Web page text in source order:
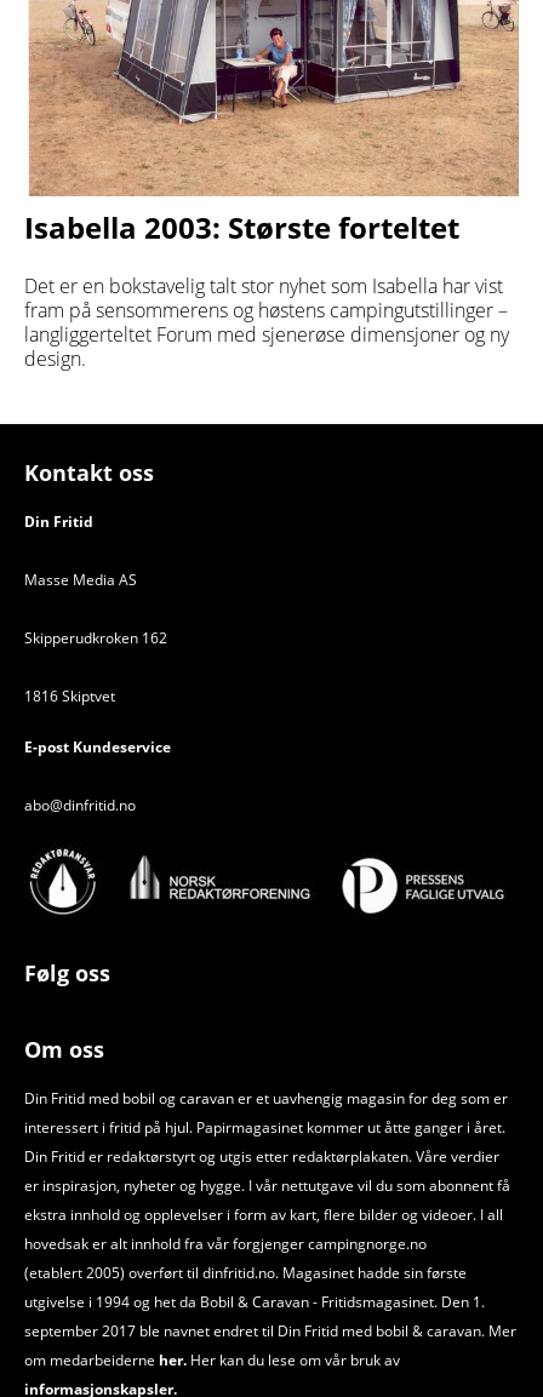
Isabella 2003: Største forteltet
Det er en bokstavelig talt stor nyhet som Isabella har vist
fram på sensommerens og høstens campingutstillinger –
langliggerteltet Forum med sjenerøse dimensjoner og ny
design.
Kontakt oss
Din Fritid
Masse Media AS
Skipperudkroken 162
1816 Skiptvet
E-post Kundeservice
abo@dinfritid.no
Følg oss
Om oss
Din Fritid med bobil og caravan er et uavhengig magasin for deg som er
interessert i fritid på hjul. Papirmagasinet kommer ut åtte ganger i året.
Din Fritid er redaktørstyrt og utgis etter redaktørplakaten. Våre verdier
er inspirasjon, nyheter og hygge. I vår nettutgave vil du som abonnent få
ekstra innhold og opplevelser i form av kart, flere bilder og videoer. I all
hovedsak er alt innhold fra vår forgjenger campingnorge.no
(etablert 2005) overført til dinfritid.no. Magasinet hadde sin første
utgivelse i 1994 og het da Bobil &Caravan - Fritidsmagasinet. Den 1.
september 2017 ble navnet endret til Din Fritid med bobil &caravan. Mer
om medarbeiderne her. Her kan du lese om vår bruk av
informasjonskapsler.